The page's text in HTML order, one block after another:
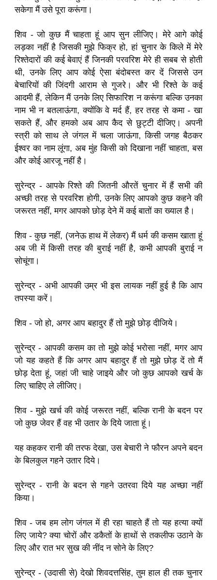
सकेगा मैं उसे पूरा करूंगा।
शिव - जो कुछ मैं चाहता हूं आप सुन लीजिए। मेरे आगे कोई
लड़का नहीं है जिसकी मुझे फिक्र हो, हां चुनार के किले में मेरे
रिश्तेदारों की कई बेवाएं हैं जिनकी परवरिश मेरे ही सबब से होती
थी, उनके लिए आप कोई ऐसा बंदोबस्त कर दें जिससे उन
बेचारियों की जिंदगी आराम से गुजरे। और भी रिश्ते के कई
आदमी हैं, लेकिन मैं उनके लिए सिफारिश न करूंगा बल्कि उनका
नाम भी न बतलाऊंगा, क्योंकि वे मर्द हैं, हर तरह से कमा - खा
सकते हैं, और हमको अब आप कैद से छुट्टी दीजिए। अपनी
स्त्री को साथ ले जंगल में चला जाऊंगा, किसी जगह बैठकर
ईश्वर का नाम लूंगा, अब मुंह किसी को दिखाना नहीं चाहता, बस
और कोई आरजू नहीं है।
सुरेन्द्र - आपके रिश्ते की जितनी औरतें चुनार में हैं सभी की
अच्छी तरह से परवरिश होगी, उनके लिए आपको कुछ कहने की
जरूरत नहीं, मगर आपको छोड़ देने में कई बातों का ख्याल है।
शिव - कुछ नहीं, (जनेऊ हाथ में लेकर) मैं धर्म की कसम खाता हूं
अब जी में किसी तरह की बुराई नहीं है, कभी आपकी बुराई न
सोचूंगा।
सुरेन्द्र - अभी आपकी उम्र भी इस लायक नहीं हुई है कि आप
तपस्या करें।
शिव - जो हो, अगर आप बहादुर हैं तो मुझे छोड़ दीजिये।
सुरेन्द्र - आपकी कसम का तो मुझे कोई भरोसा नहीं, मगर आप
जो यह कहते हैं कि अगर आप बहादुर हैं तो मुझे छोड़ दें तो मैं
छोड़ देता हूं, जहां जी चाहे जाइये और जो कुछ आपको खर्च के
लिए चाहिए ले लीजिए।
शिव - मुझे खर्च की कोई जरूरत नहीं, बल्कि रानी के बदन पर
जो कुछ जेवर हैं वह भी उतार के दिये जाता हूं।
यह कहकर रानी की तरफ देखा, उस बेचारी ने फौरन अपने बदन
के बिलकुल गहने उतार दिये।
सुरेन्द्र - रानी के बदन से गहने उतरवा दिये यह अच्छा नहीं
किया।
शिव - जब हम लोग जंगल में ही रहा चाहते हैं तो यह हत्या क्यों
लिए जाये? क्या चोरों और डकैतों के हाथों से तकलीफ उठाने के
लिए और रात भर सुख की नींद न सोने के लिए?
सुरेन्द्र - (उदासी से) देखो शिवदत्तसिंह, तुम हाल ही तक चुनार